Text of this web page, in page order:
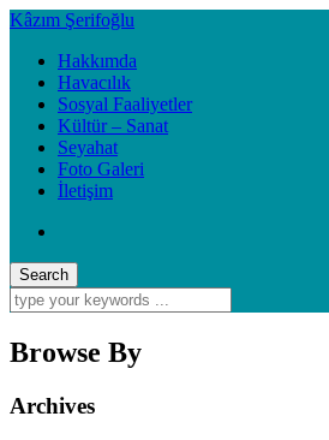
Kâzım Şerifoğlu
Hakkımda
Havacılık
Sosyal Faaliyetler
Kültür – Sanat
Seyahat
Foto Galeri
İletişim
Browse By
Archives